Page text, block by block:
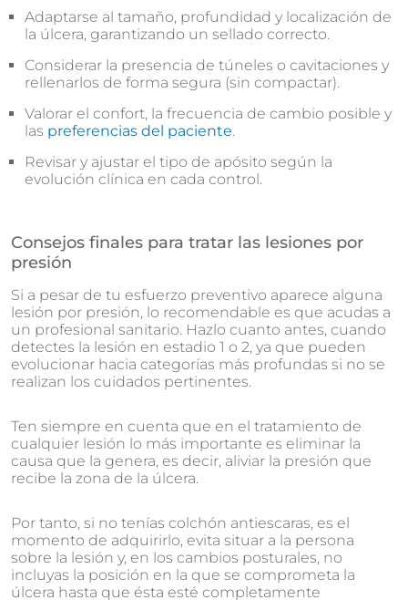
Adaptarse al tamaño, profundidad y localización de
la úlcera, garantizando un sellado correcto.
Considerar la presencia de túneles o cavitaciones y
rellenarlos de forma segura (sin compactar).
Valorar el confort, la frecuencia de cambio posible y
las preferencias del paciente.
Revisar y ajustar el tipo de apósito según la
evolución clínica en cada control.
Consejos finales para tratar las lesiones por
presión
Si a pesar de tu esfuerzo preventivo aparece alguna
lesión por presión, lo recomendable es que acudas a
un profesional sanitario. Hazlo cuanto antes, cuando
detectes la lesión en estadio 1 o 2, ya que pueden
evolucionar hacia categorías más profundas si no se
realizan los cuidados pertinentes.
Ten siempre en cuenta que en el tratamiento de
cualquier lesión lo más importante es eliminar la
causa que la genera, es decir, aliviar la presión que
recibe la zona de la úlcera.
Por tanto, si no tenías colchón antiescaras, es el
momento de adquirirlo, evita situar a la persona
sobre la lesión y, en los cambios posturales, no
incluyas la posición en la que se comprometa la
úlcera hasta que ésta esté completamente